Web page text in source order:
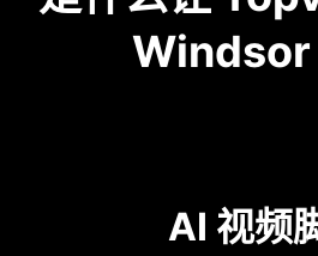
Windsor
AI 视频